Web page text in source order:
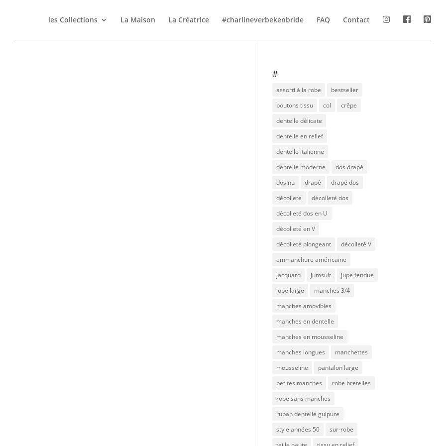
les Collections La Maison La Créatrice #charlineverbekenbride FAQ Contact
#
assorti à la robe
bestseller
boutons tissu
col
crêpe
dentelle délicate
dentelle en relief
dentelle italienne
dentelle moderne
dos drapé
dos nu
drapé
drapé dos
décolleté
décolleté dos
décolleté dos en U
décolleté en V
décolleté plongeant
décolleté V
emmanchure américaine
jacquard
jumsuit
jupe fendue
jupe large
manches 3/4
manches amovibles
manches en dentelle
manches en mousseline
manches longues
manchettes
mousseline
pantalon large
petites manches
robe bretelles
robe sans manches
ruban dentelle guipure
style années 50
sur-robe